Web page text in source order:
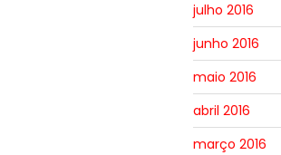
julho 2016
junho 2016
maio 2016
abril 2016
março 2016